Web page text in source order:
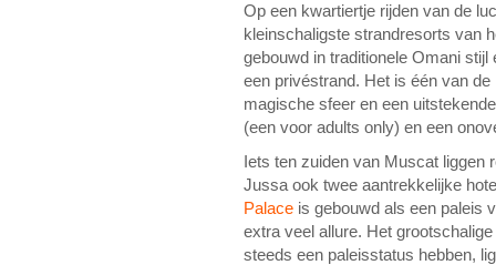
Op een kwartiertje rijden van de
kleinschaligste strandresorts van
gebouwd in traditionele Omani
een privéstrand. Het is één van
magische sfeer en een
(een voor adults only) en een
Iets ten zuiden van Muscat liggen
Jussa ook twee aantrekkelijke
Palace is gebouwd als een paleis
extra veel allure. Het
steeds een paleisstatus hebben,